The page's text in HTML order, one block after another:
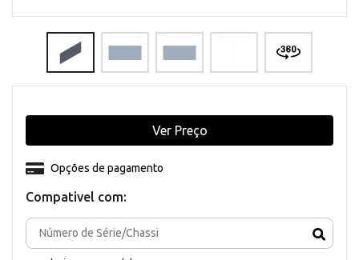
Compativel com:
Opções de pagamento
Ver Preço